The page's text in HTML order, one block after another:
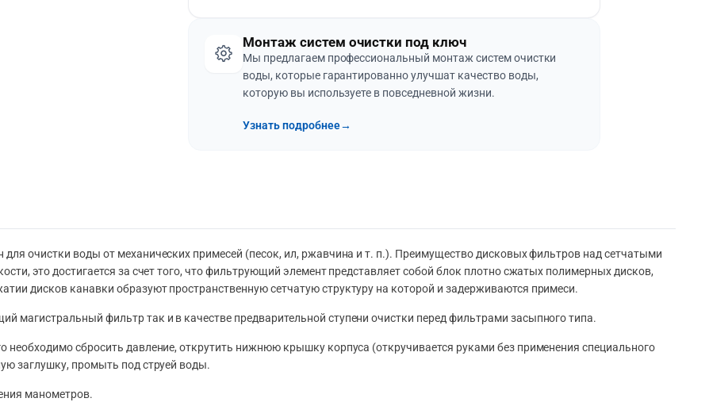
Монтаж систем очистки под ключ
Мы предлагаем профессиональный монтаж систем очистки
воды, которые гарантированно улучшат качество воды,
которую вы используете в повседневной жизни.
Узнать подробнее→
очистки воды от механических примесей (песок, ил, ржавчина и т. п.). Преимущество дисковых фильтров над сетчатыми
это достигается за счет того, что фильтрующий элемент представляет собой блок плотно сжатых полимерных дисков,
дисков канавки образуют пространственную сетчатую структуру на которой и задерживаются примеси.
магистральный фильтр так и в качестве предварительной ступени очистки перед фильтрами засыпного типа.
сбросить давление, открутить нижнюю крышку корпуса (откручивается руками без применения специального
заглушку, промыть под струей воды.
манометров.